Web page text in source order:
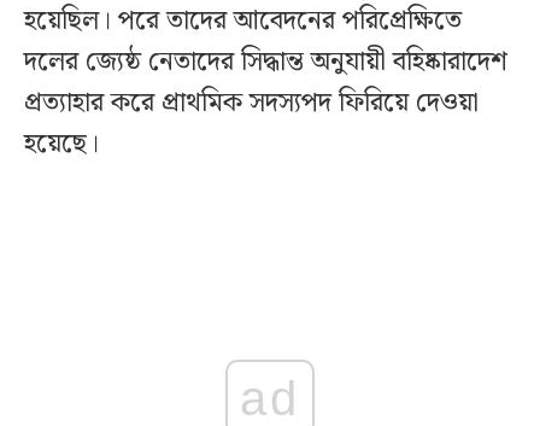
হয়েছিল। পরে তাদের আবেদনের পরিপ্রেক্ষিতে
দলের জ্যেষ্ঠ নেতাদের সিদ্ধান্ত অনুযায়ী বহিষ্কারাদেশ
প্রত্যাহার করে প্রাথমিক সদস্যপদ ফিরিয়ে দেওয়া
হয়েছে।
ad